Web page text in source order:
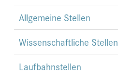
Allgemeine Stellen
Wissenschaftliche Stellen
Laufbahnstellen